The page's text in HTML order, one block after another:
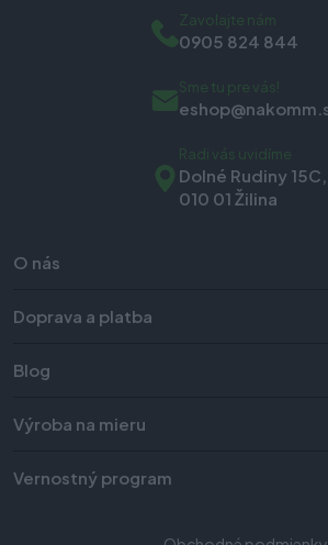
O nás
Doprava a platba
Blog
Výroba na mieru
Vernostný program
Zavolajte nám
0905 824 844
Sme tu pre vás!
Radi vás uvidíme
Dolné Rudiny 15C,
010 01 Žilina